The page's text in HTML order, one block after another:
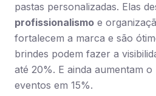
pastas personalizadas. Elas
profissionalismo e
fortalecem a marca e são
brindes podem fazer a
até 20%. E ainda aumentam
eventos em 15%.